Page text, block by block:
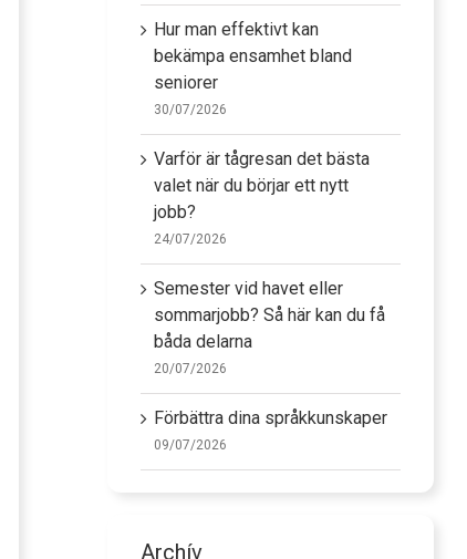
Hur man effektivt kan
bekämpa ensamhet bland
seniorer
30/07/2026
Varför är tågresan det bästa
valet när du börjar ett nytt
jobb?
24/07/2026
Semester vid havet eller
sommarjobb? Så här kan du få
båda delarna
20/07/2026
Förbättra dina språkkunskaper
09/07/2026
Archív